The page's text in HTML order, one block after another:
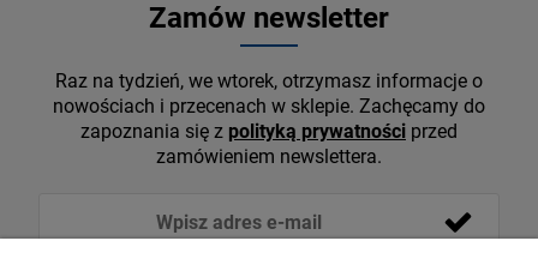
Zamów newsletter
Raz na tydzień, we wtorek, otrzymasz informacje o
nowościach i przecenach w sklepie. Zachęcamy do
zapoznania się z polityką prywatności przed
zamówieniem newslettera.